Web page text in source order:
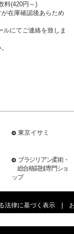
料(420円～)
在庫確認後あらため
にてご連絡を致しま
東京イサミ
ブラジリアン柔術・
総合格闘技専門ショ
ップ
法律に基づく表示